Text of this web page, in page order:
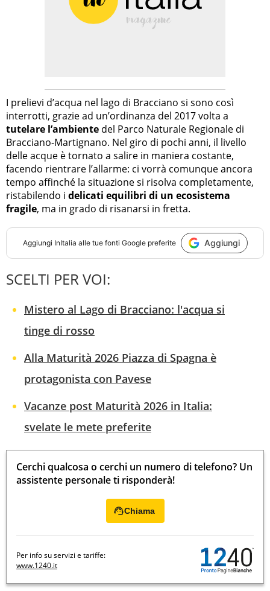
I prelievi d’acqua nel lago di Bracciano si sono così
interrotti, grazie ad un’ordinanza del 2017 volta a
tutelare l’ambiente del Parco Naturale Regionale di
Bracciano-Martignano. Nel giro di pochi anni, il livello
delle acque è tornato a salire in maniera costante,
facendo rientrare l’allarme: ci vorrà comunque ancora
tempo affinché la situazione si risolva completamente,
ristabilendo i delicati equilibri di un ecosistema
fragile, ma in grado di risanarsi in fretta.
Aggiungi InItalia alle tue fonti Google preferite Aggiungi
SCELTI PER VOI:
Mistero al Lago di Bracciano: l'acqua si
tinge di rosso
Alla Maturità 2026 Piazza di Spagna è
protagonista con Pavese
Vacanze post Maturità 2026 in Italia:
svelate le mete preferite
Cerchi qualcosa o cerchi un numero di telefono? Un
assistente personale ti risponderà!
Chiama
Per info su servizi e tariffe:
www.1240.it